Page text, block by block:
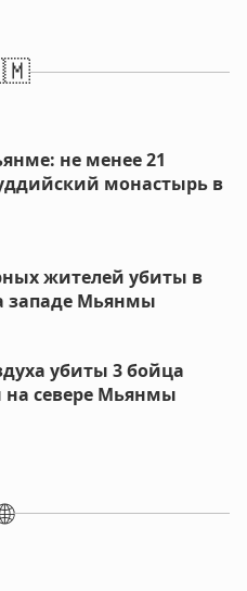
не менее 21
монастырь в
жителей убиты в
западе Мьянмы
убиты 3 бойца
севере Мьянмы